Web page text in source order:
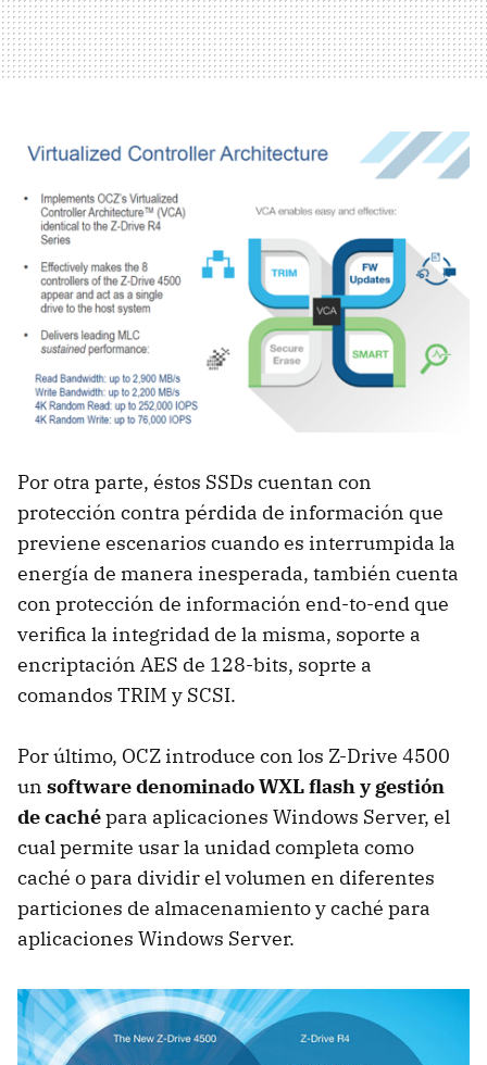
Por otra parte, éstos SSDs cuentan con
protección contra pérdida de información que
previene escenarios cuando es interrumpida la
energía de manera inesperada, también cuenta
con protección de información end-to-end que
verifica la integridad de la misma, soporte a
encriptación AES de 128-bits, soprte a
comandos TRIM y SCSI.
Por último, OCZ introduce con los Z-Drive 4500
un software denominado WXL flash y gestión
de cachépara aplicaciones Windows Server, el
cual permite usar la unidad completa como
caché o para dividir el volumen en diferentes
particiones de almacenamiento y caché para
aplicaciones Windows Server.